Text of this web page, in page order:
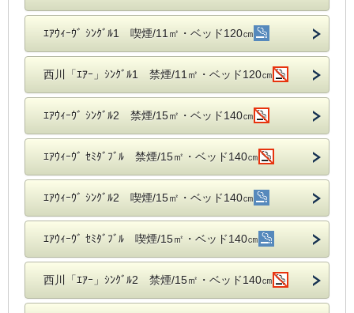
ｴｱｳｨｰｳﾞ ｼﾝｸﾞﾙ1 喫煙/11㎡・ベッド120㎝
西川「ｴｱｰ」ｼﾝｸﾞﾙ1 禁煙/11㎡・ベッド120㎝
ｴｱｳｨｰｳﾞ ｼﾝｸﾞﾙ2 禁煙/15㎡・ベッド140㎝
ｴｱｳｨｰｳﾞ ｾﾐﾀﾞﾌﾞﾙ 禁煙/15㎡・ベッド140㎝
ｴｱｳｨｰｳﾞ ｼﾝｸﾞﾙ2 喫煙/15㎡・ベッド140㎝
ｴｱｳｨｰｳﾞ ｾﾐﾀﾞﾌﾞﾙ 喫煙/15㎡・ベッド140㎝
西川「ｴｱｰ」ｼﾝｸﾞﾙ2 禁煙/15㎡・ベッド140㎝